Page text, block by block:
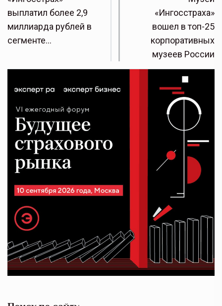
выплатил более 2,9
миллиарда рублей в
сегменте…
«Ингосстраха»
вошел в топ-25
корпоративных
музеев России